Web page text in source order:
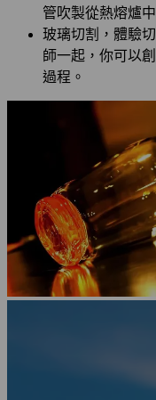
管吹製從熱熔爐
玻璃切割，體驗
師一起，你可以
過程。